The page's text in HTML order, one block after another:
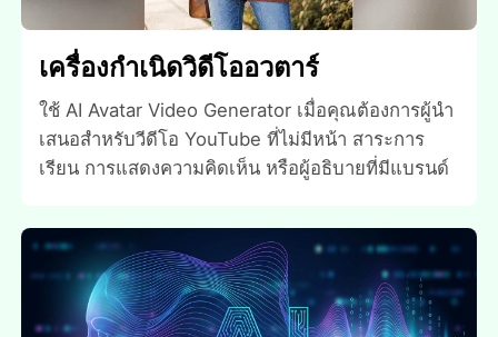
เครื่องกําเนิดวิดีโออวตาร์
ใช้ AI Avatar Video Generator เมื่อคุณต้องการผู้นํา
เสนอสําหรับวีดีโอ YouTube ที่ไม่มีหน้า สาระการ
เรียน การแสดงความคิดเห็น หรือผู้อธิบายที่มีแบรนด์